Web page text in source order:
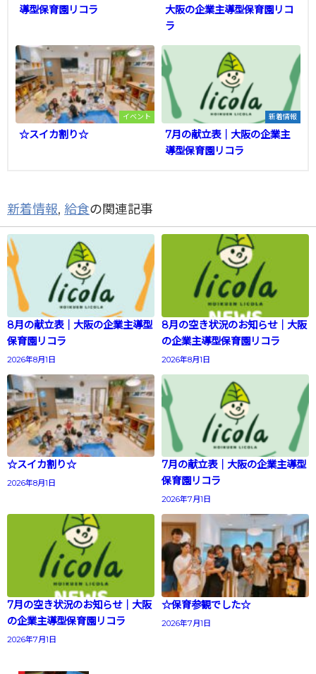
導型保育園リコラ
大阪の企業主導型保育園リコ
ラ
イベント
☆スイカ割り☆
新着情報
7月の献立表｜大阪の企業主
導型保育園リコラ
新着情報, 給食の関連記事
8月の献立表｜大阪の企業主導型
保育園リコラ
2026年8月1日
8月の空き状況のお知らせ｜大阪
の企業主導型保育園リコラ
2026年8月1日
☆スイカ割り☆
2026年8月1日
7月の献立表｜大阪の企業主導型
保育園リコラ
2026年7月1日
7月の空き状況のお知らせ｜大阪
の企業主導型保育園リコラ
2026年7月1日
☆保育参観でした☆
2026年7月1日